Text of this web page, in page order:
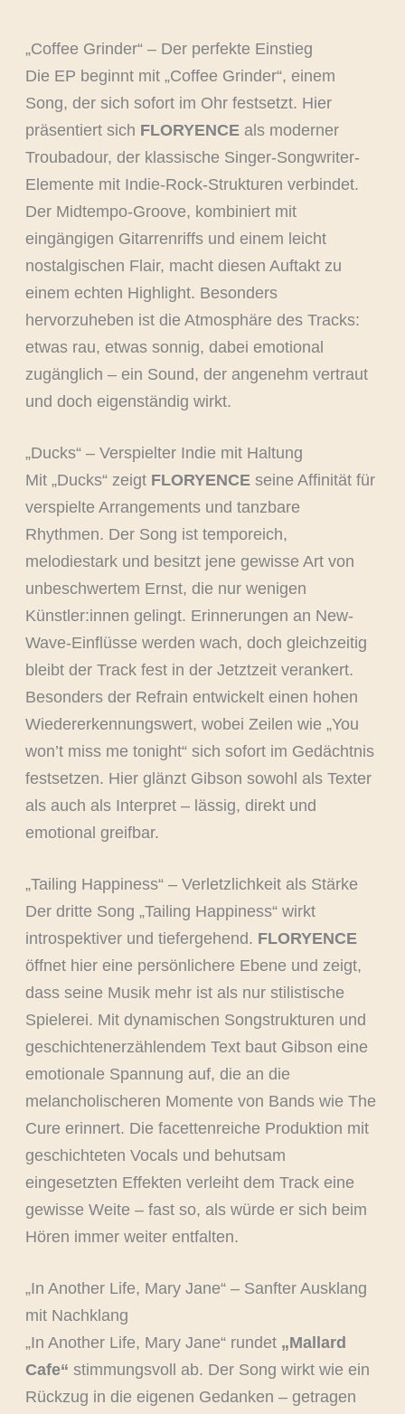
„Coffee Grinder“ – Der perfekte Einstieg
Die EP beginnt mit „Coffee Grinder“, einem
Song, der sich sofort im Ohr festsetzt. Hier
präsentiert sich FLORYENCEals moderner
Troubadour, der klassische Singer-Songwriter-
Elemente mit Indie-Rock-Strukturen verbindet.
Der Midtempo-Groove, kombiniert mit
eingängigen Gitarrenriffs und einem leicht
nostalgischen Flair, macht diesen Auftakt zu
einem echten Highlight. Besonders
hervorzuheben ist die Atmosphäre des Tracks:
etwas rau, etwas sonnig, dabei emotional
zugänglich – ein Sound, der angenehm vertraut
und doch eigenständig wirkt.
„Ducks“ – Verspielter Indie mit Haltung
Mit „Ducks“ zeigt FLORYENCEseine Affinität für
verspielte Arrangements und tanzbare
Rhythmen. Der Song ist temporeich,
melodiestark und besitzt jene gewisse Art von
unbeschwertem Ernst, die nur wenigen
Künstler:innen gelingt. Erinnerungen an New-
Wave-Einflüsse werden wach, doch gleichzeitig
bleibt der Track fest in der Jetztzeit verankert.
Besonders der Refrain entwickelt einen hohen
Wiedererkennungswert, wobei Zeilen wie „You
won’t miss me tonight“ sich sofort im Gedächtnis
festsetzen. Hier glänzt Gibson sowohl als Texter
als auch als Interpret – lässig, direkt und
emotional greifbar.
„Tailing Happiness“ – Verletzlichkeit als Stärke
Der dritte Song „Tailing Happiness“ wirkt
introspektiver und tiefergehend. FLORYENCE
öffnet hier eine persönlichere Ebene und zeigt,
dass seine Musik mehr ist als nur stilistische
Spielerei. Mit dynamischen Songstrukturen und
geschichtenerzählendem Text baut Gibson eine
emotionale Spannung auf, die an die
melancholischeren Momente von Bands wie The
Cure erinnert. Die facettenreiche Produktion mit
geschichteten Vocals und behutsam
eingesetzten Effekten verleiht dem Track eine
gewisse Weite – fast so, als würde er sich beim
Hören immer weiter entfalten.
„In Another Life, Mary Jane“ – Sanfter Ausklang
mit Nachklang
„In Another Life, Mary Jane“ rundet „Mallard
Cafe“ stimmungsvoll ab. Der Song wirkt wie ein
Rückzug in die eigenen Gedanken – getragen